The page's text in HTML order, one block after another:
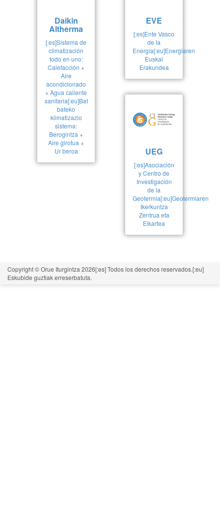
Daikin
Altherma
[:es]Sistema de
climatización
todo en uno:
Calefacción +
Aire
acondicionado
+ Agua caliente
sanitaria[:eu]Bat
bateko
klimatizazio
sistema:
Berogintza +
Aire girotua +
Ur beroa
EVE
[:es]Ente Vasco
de la
Energía[:eu]Energiaren
Euskal
Erakundea
UEG
[:es]Asociación
y Centro de
Investigación
de la
Geotermia[:eu]Geotermiaren
Ikerkuntza
Zentrua eta
Elkartea
Copyright © Orue Iturgintza 2026[:es] Todos los derechos reservados.[:eu]
Eskubide guztiak erreserbatuta.